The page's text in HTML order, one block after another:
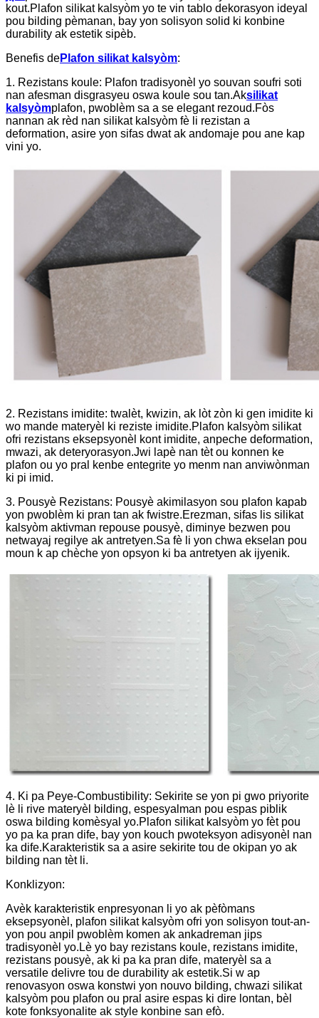
kout.Plafon silikat kalsyòm yo te vin tablo dekorasyon ideyal
pou bilding pèmanan, bay yon solisyon solid ki konbine
durability ak estetik sipèb.
Benefis dePlafon silikat kalsyòm:
1. Rezistans koule: Plafon tradisyonèl yo souvan soufri soti
nan afesman disgrasyeu oswa koule sou tan.Aksilikat
kalsyòmplafon, pwoblèm sa a se elegant rezoud.Fòs
nannan ak rèd nan silikat kalsyòm fè li rezistan a
deformation, asire yon sifas dwat ak andomaje pou ane kap
vini yo.
2. Rezistans imidite: twalèt, kwizin, ak lòt zòn ki gen imidite ki
wo mande materyèl ki reziste imidite.Plafon kalsyòm silikat
ofri rezistans eksepsyonèl kont imidite, anpeche deformation,
mwazi, ak deteryorasyon.Jwi lapè nan tèt ou konnen ke
plafon ou yo pral kenbe entegrite yo menm nan anviwònman
ki pi imid.
3. Pousyè Rezistans: Pousyè akimilasyon sou plafon kapab
yon pwoblèm ki pran tan ak fwistre.Erezman, sifas lis silikat
kalsyòm aktivman repouse pousyè, diminye bezwen pou
netwayaj regilye ak antretyen.Sa fè li yon chwa ekselan pou
moun k ap chèche yon opsyon ki ba antretyen ak ijyenik.
4. Ki pa Peye-Combustibility: Sekirite se yon pi gwo priyorite
lè li rive materyèl bilding, espesyalman pou espas piblik
oswa bilding komèsyal yo.Plafon silikat kalsyòm yo fèt pou
yo pa ka pran dife, bay yon kouch pwoteksyon adisyonèl nan
ka dife.Karakteristik sa a asire sekirite tou de okipan yo ak
bilding nan tèt li.
Konklizyon:
Avèk karakteristik enpresyonan li yo ak pèfòmans
eksepsyonèl, plafon silikat kalsyòm ofri yon solisyon tout-an-
yon pou anpil pwoblèm komen ak ankadreman jips
tradisyonèl yo.Lè yo bay rezistans koule, rezistans imidite,
rezistans pousyè, ak ki pa ka pran dife, materyèl sa a
versatile delivre tou de durability ak estetik.Si w ap
renovasyon oswa konstwi yon nouvo bilding, chwazi silikat
kalsyòm pou plafon ou pral asire espas ki dire lontan, bèl
kote fonksyonalite ak style konbine san efò.